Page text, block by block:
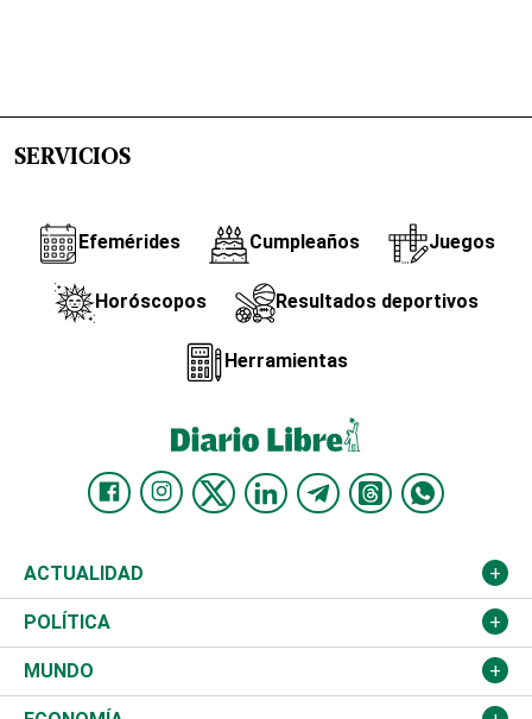
SERVICIOS
Efemérides Cumpleaños Juegos
Horóscopos Resultados deportivos
Herramientas
ACTUALIDAD
Nacional
Ciudad
POLÍTICA
Partidos
MUNDO